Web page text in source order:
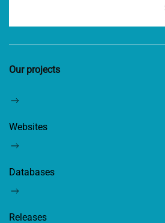
Our projects
Websites
Databases
Releases